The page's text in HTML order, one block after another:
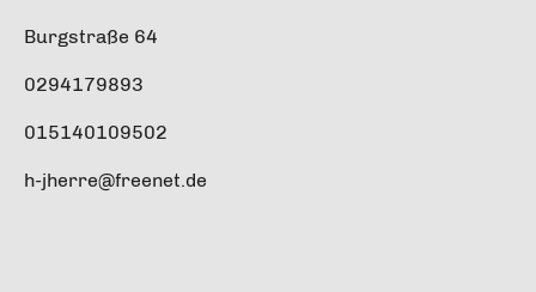
Burgstraße 64
0294179893
015140109502
h-jherre@freenet.de